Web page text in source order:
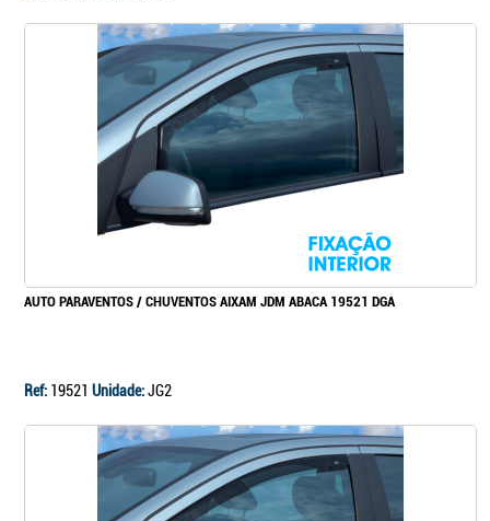
AUTO PARAVENTOS / CHUVENTOS AIXAM JDM ABACA 19521 DGA
Ref: 19521 Unidade:JG2